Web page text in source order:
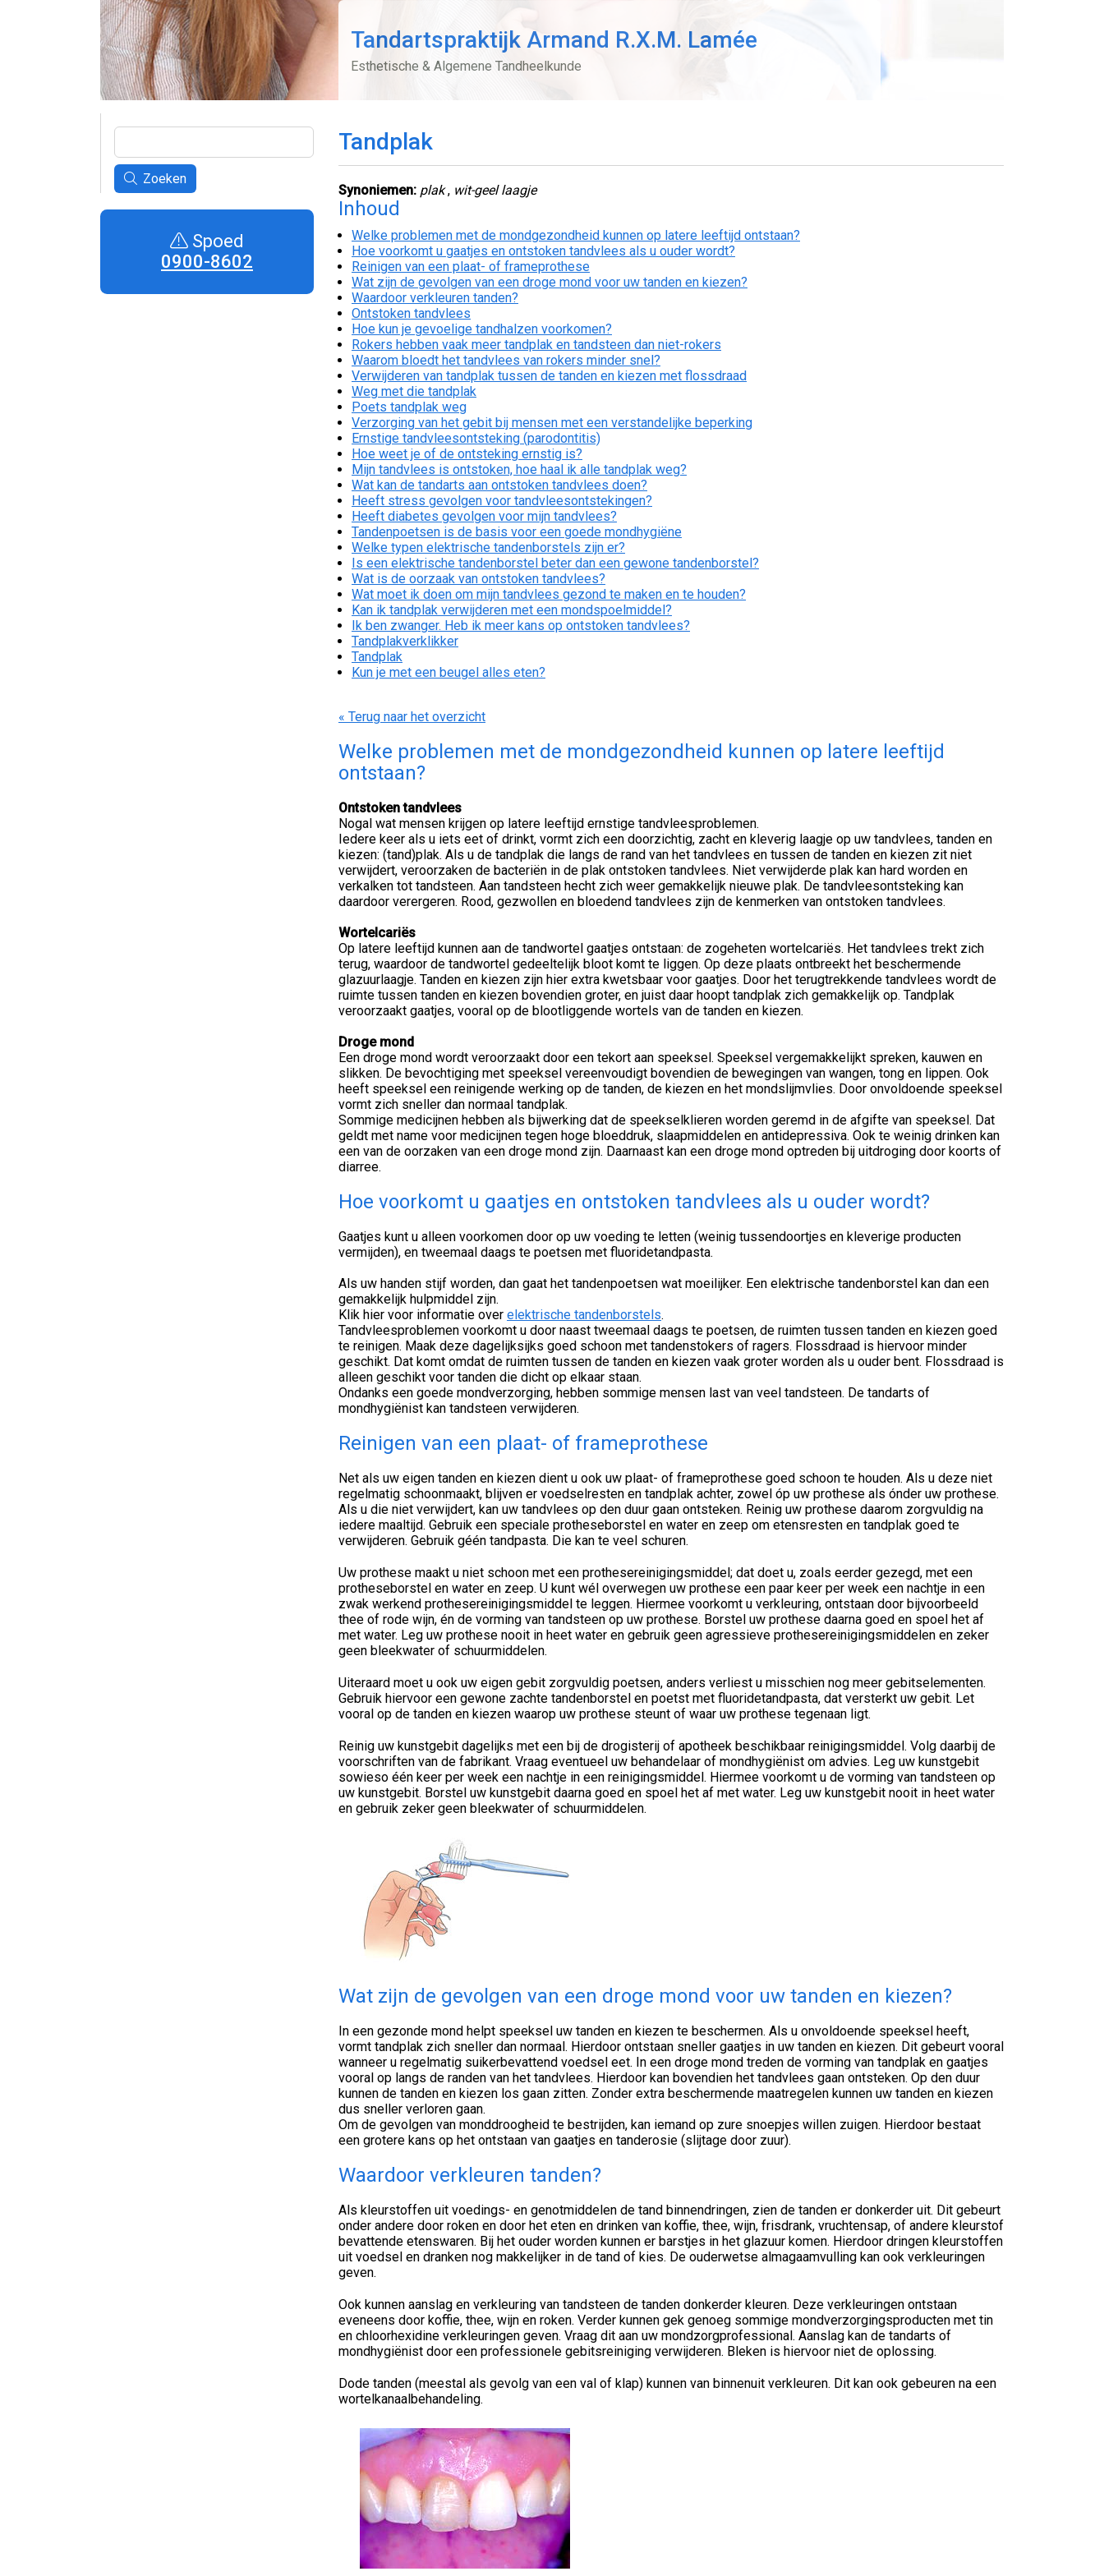
Tandartspraktijk Armand R.X.M. Lamée
Esthetische & Algemene Tandheelkunde
Tandplak
Synoniemen: plak, wit-geel laagje
Inhoud
Welke problemen met de mondgezondheid kunnen op latere leeftijd ontstaan?
Hoe voorkomt u gaatjes en ontstoken tandvlees als u ouder wordt?
Reinigen van een plaat- of frameprothese
Wat zijn de gevolgen van een droge mond voor uw tanden en kiezen?
Waardoor verkleuren tanden?
Ontstoken tandvlees
Hoe kun je gevoelige tandhalzen voorkomen?
Rokers hebben vaak meer tandplak en tandsteen dan niet-rokers
Waarom bloedt het tandvlees van rokers minder snel?
Verwijderen van tandplak tussen de tanden en kiezen met flossdraad
Weg met die tandplak
Poets tandplak weg
Verzorging van het gebit bij mensen met een verstandelijke beperking
Ernstige tandvleesontsteking (parodontitis)
Hoe weet je of de ontsteking ernstig is?
Mijn tandvlees is ontstoken, hoe haal ik alle tandplak weg?
Wat kan de tandarts aan ontstoken tandvlees doen?
Heeft stress gevolgen voor tandvleesontstekingen?
Heeft diabetes gevolgen voor mijn tandvlees?
Tandenpoetsen is de basis voor een goede mondhygiëne
Welke typen elektrische tandenborstels zijn er?
Is een elektrische tandenborstel beter dan een gewone tandenborstel?
Wat is de oorzaak van ontstoken tandvlees?
Wat moet ik doen om mijn tandvlees gezond te maken en te houden?
Kan ik tandplak verwijderen met een mondspoelmiddel?
Ik ben zwanger. Heb ik meer kans op ontstoken tandvlees?
Tandplakverklikker
Tandplak
Kun je met een beugel alles eten?
« Terug naar het overzicht
Welke problemen met de mondgezondheid kunnen op latere leeftijd
ontstaan?
Ontstoken tandvlees
Nogal wat mensen krijgen op latere leeftijd ernstige tandvleesproblemen.
Iedere keer als u iets eet of drinkt, vormt zich een doorzichtig, zacht en kleverig laagje op uw tandvlees, tanden en
kiezen: (tand)plak. Als u de tandplak die langs de rand van het tandvlees en tussen de tanden en kiezen zit niet
verwijdert, veroorzaken de bacteriën in de plak ontstoken tandvlees. Niet verwijderde plak kan hard worden en
verkalken tot tandsteen. Aan tandsteen hecht zich weer gemakkelijk nieuwe plak. De tandvleesontsteking kan
daardoor verergeren. Rood, gezwollen en bloedend tandvlees zijn de kenmerken van ontstoken tandvlees.
Wortelcariës
Op latere leeftijd kunnen aan de tandwortel gaatjes ontstaan: de zogeheten wortelcariës. Het tandvlees trekt zich
terug, waardoor de tandwortel gedeeltelijk bloot komt te liggen. Op deze plaats ontbreekt het beschermende
glazuurlaagje. Tanden en kiezen zijn hier extra kwetsbaar voor gaatjes. Door het terugtrekkende tandvlees wordt de
ruimte tussen tanden en kiezen bovendien groter, en juist daar hoopt tandplak zich gemakkelijk op. Tandplak
veroorzaakt gaatjes, vooral op de blootliggende wortels van de tanden en kiezen.
Droge mond
Een droge mond wordt veroorzaakt door een tekort aan speeksel. Speeksel vergemakkelijkt spreken, kauwen en
slikken. De bevochtiging met speeksel vereenvoudigt bovendien de bewegingen van wangen, tong en lippen. Ook
heeft speeksel een reinigende werking op de tanden, de kiezen en het mondslijmvlies. Door onvoldoende speeksel
vormt zich sneller dan normaal tandplak.
Sommige medicijnen hebben als bijwerking dat de speekselklieren worden geremd in de afgifte van speeksel. Dat
geldt met name voor medicijnen tegen hoge bloeddruk, slaapmiddelen en antidepressiva. Ook te weinig drinken kan
een van de oorzaken van een droge mond zijn. Daarnaast kan een droge mond optreden bij uitdroging door koorts of
diarree.
Hoe voorkomt u gaatjes en ontstoken tandvlees als u ouder wordt?
Gaatjes kunt u alleen voorkomen door op uw voeding te letten (weinig tussendoortjes en kleverige producten
vermijden), en tweemaal daags te poetsen met fluoridetandpasta.
Als uw handen stijf worden, dan gaat het tandenpoetsen wat moeilijker. Een elektrische tandenborstel kan dan een
gemakkelijk hulpmiddel zijn.
Klik hier voor informatie over elektrische tandenborstels.
Tandvleesproblemen voorkomt u door naast tweemaal daags te poetsen, de ruimten tussen tanden en kiezen goed
te reinigen. Maak deze dagelijksijks goed schoon met tandenstokers of ragers. Flossdraad is hiervoor minder
geschikt. Dat komt omdat de ruimten tussen de tanden en kiezen vaak groter worden als u ouder bent. Flossdraad is
alleen geschikt voor tanden die dicht op elkaar staan.
Ondanks een goede mondverzorging, hebben sommige mensen last van veel tandsteen. De tandarts of
mondhygiënist kan tandsteen verwijderen.
Reinigen van een plaat- of frameprothese
Net als uw eigen tanden en kiezen dient u ook uw plaat- of frameprothese goed schoon te houden. Als u deze niet
regelmatig schoonmaakt, blijven er voedselresten en tandplak achter, zowel óp uw prothese als ónder uw prothese.
Als u die niet verwijdert, kan uw tandvlees op den duur gaan ontsteken. Reinig uw prothese daarom zorgvuldig na
iedere maaltijd. Gebruik een speciale protheseborstel en water en zeep om etensresten en tandplak goed te
verwijderen. Gebruik géén tandpasta. Die kan te veel schuren.
Uw prothese maakt u niet schoon met een prothesereinigingsmiddel; dat doet u, zoals eerder gezegd, met een
protheseborstel en water en zeep. U kunt wél overwegen uw prothese een paar keer per week een nachtje in een
zwak werkend prothesereinigingsmiddel te leggen. Hiermee voorkomt u verkleuring, ontstaan door bijvoorbeeld
thee of rode wijn, én de vorming van tandsteen op uw prothese. Borstel uw prothese daarna goed en spoel het af
met water. Leg uw prothese nooit in heet water en gebruik geen agressieve prothesereinigingsmiddelen en zeker
geen bleekwater of schuurmiddelen.
Uiteraard moet u ook uw eigen gebit zorgvuldig poetsen, anders verliest u misschien nog meer gebitselementen.
Gebruik hiervoor een gewone zachte tandenborstel en poetst met fluoridetandpasta, dat versterkt uw gebit. Let
vooral op de tanden en kiezen waarop uw prothese steunt of waar uw prothese tegenaan ligt.
Reinig uw kunstgebit dagelijks met een bij de drogisterij of apotheek beschikbaar reinigingsmiddel. Volg daarbij de
voorschriften van de fabrikant. Vraag eventueel uw behandelaar of mondhygiënist om advies. Leg uw kunstgebit
sowieso één keer per week een nachtje in een reinigingsmiddel. Hiermee voorkomt u de vorming van tandsteen op
uw kunstgebit. Borstel uw kunstgebit daarna goed en spoel het af met water. Leg uw kunstgebit nooit in heet water
en gebruik zeker geen bleekwater of schuurmiddelen.
Wat zijn de gevolgen van een droge mond voor uw tanden en kiezen?
In een gezonde mond helpt speeksel uw tanden en kiezen te beschermen. Als u onvoldoende speeksel heeft,
vormt tandplak zich sneller dan normaal. Hierdoor ontstaan sneller gaatjes in uw tanden en kiezen. Dit gebeurt vooral
wanneer u regelmatig suikerbevattend voedsel eet. In een droge mond treden de vorming van tandplak en gaatjes
vooral op langs de randen van het tandvlees. Hierdoor kan bovendien het tandvlees gaan ontsteken. Op den duur
kunnen de tanden en kiezen los gaan zitten. Zonder extra beschermende maatregelen kunnen uw tanden en kiezen
dus sneller verloren gaan.
Om de gevolgen van monddroogheid te bestrijden, kan iemand op zure snoepjes willen zuigen. Hierdoor bestaat
een grotere kans op het ontstaan van gaatjes en tanderosie (slijtage door zuur).
Waardoor verkleuren tanden?
Als kleurstoffen uit voedings- en genotmiddelen de tand binnendringen, zien de tanden er donkerder uit. Dit gebeurt
onder andere door roken en door het eten en drinken van koffie, thee, wijn, frisdrank, vruchtensap, of andere kleurstof
bevattende etenswaren. Bij het ouder worden kunnen er barstjes in het glazuur komen. Hierdoor dringen kleurstoffen
uit voedsel en dranken nog makkelijker in de tand of kies. De ouderwetse almagaamvulling kan ook verkleuringen
geven.
Ook kunnen aanslag en verkleuring van tandsteen de tanden donkerder kleuren. Deze verkleuringen ontstaan
eveneens door koffie, thee, wijn en roken. Verder kunnen gek genoeg sommige mondverzorgingsproducten met tin
en chloorhexidine verkleuringen geven. Vraag dit aan uw mondzorgprofessional. Aanslag kan de tandarts of
mondhygiënist door een professionele gebitsreiniging verwijderen. Bleken is hiervoor niet de oplossing.
Dode tanden (meestal als gevolg van een val of klap) kunnen van binnenuit verkleuren. Dit kan ook gebeuren na een
wortelkanaalbehandeling.
Zoeken
Spoed
0900-8602